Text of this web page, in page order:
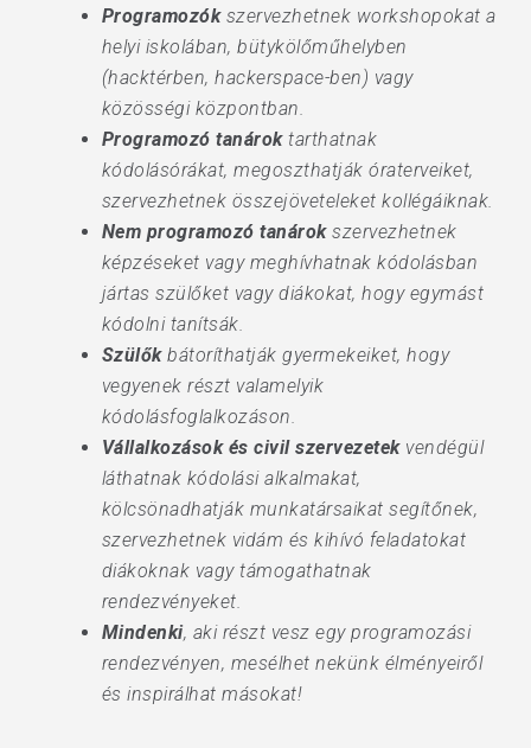
Programozókszervezhetnek workshopokat a
helyi iskolában, bütykölőműhelyben
(hacktérben, hackerspace-ben) vagy
közösségi központban.
Programozó tanároktarthatnak
kódolásórákat, megoszthatják óraterveiket,
szervezhetnek összejöveteleket kollégáiknak.
Nem programozó tanárokszervezhetnek
képzéseket vagy meghívhatnak kódolásban
jártas szülőket vagy diákokat, hogy egymást
kódolni tanítsák.
Szülőkbátoríthatják gyermekeiket, hogy
vegyenek részt valamelyik
kódolásfoglalkozáson.
Vállalkozások és civil szervezetekvendégül
láthatnak kódolási alkalmakat,
kölcsönadhatják munkatársaikat segítőnek,
szervezhetnek vidám és kihívó feladatokat
diákoknak vagy támogathatnak
rendezvényeket.
Mindenki, aki részt vesz egy programozási
rendezvényen, mesélhet nekünk élményeiről
és inspirálhat másokat!